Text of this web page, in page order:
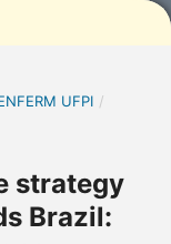
UFPI /
strategy
Brazil: